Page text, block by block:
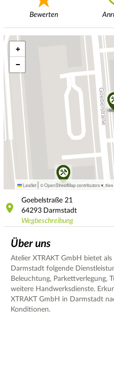
Bewerten
+
−
Leaflet | © OpenStreetMap contributors ♥,
Goebelstraße 21
64293 Darmstadt
Wegbeschreibung
Über uns
Atelier XTRAKT GmbH bietet
Darmstadt folgende
Beleuchtung, Parkettverlegung,
weitere Handwerksdienste.
XTRAKT GmbH in Darmstadt
Konditionen.